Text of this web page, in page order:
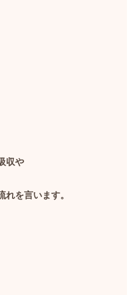
収や
れを言います。